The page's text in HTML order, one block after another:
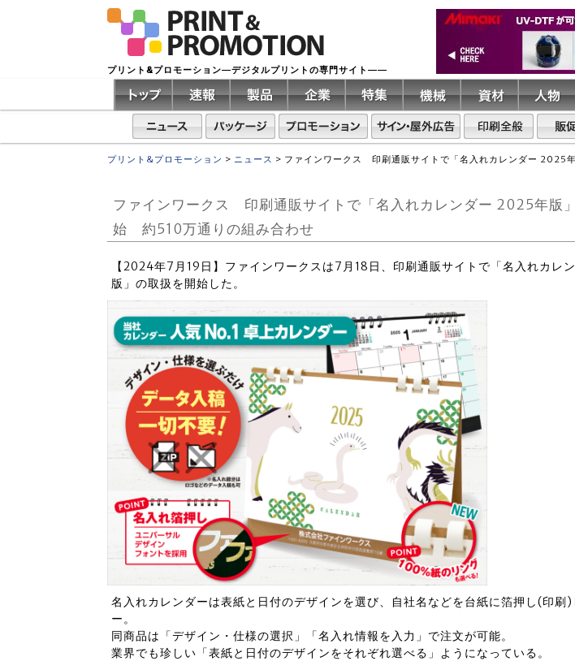
プリント&プロモーション―デジタルプリントの専門サイト――
プリント&プロモーション > ニュース > ファインワークス 印刷通販サイトで「名入れカレンダー 2025
ファインワークス 印刷通販サイトで「名入れカレンダー 2025年版
始 約510万通りの組み合わせ
【2024年7月19日】ファインワークスは7月18日、印刷通販サイトで「名入れカレ
版」の取扱を開始した。
名入れカレンダーは表紙と日付のデザインを選び、自社名などを台紙に箔押し(印刷
ー。
同商品は「デザイン・仕様の選択」「名入れ情報を入力」で注文が可能。
業界でも珍しい「表紙と日付のデザインをそれぞれ選べる」ようになっている。